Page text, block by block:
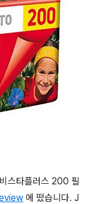
스타플러스 200 필
에 떴습니다. J